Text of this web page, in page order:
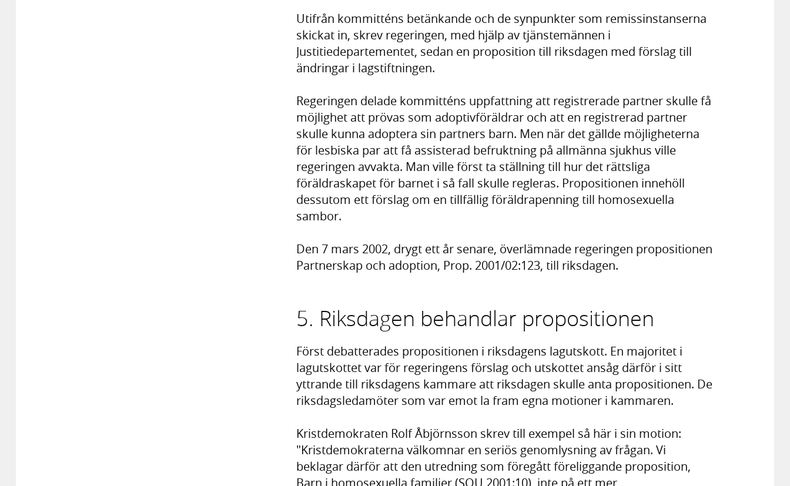
Utifrån kommitténs betänkande och de synpunkter som remissinstanserna
skickat in, skrev regeringen, med hjälp av tjänstemännen i
Justitiedepartementet, sedan en proposition till riksdagen med förslag till
ändringar i lagstiftningen.
Regeringen delade kommitténs uppfattning att registrerade partner skulle få
möjlighet att prövas som adoptivföräldrar och att en registrerad partner
skulle kunna adoptera sin partners barn. Men när det gällde möjligheterna
för lesbiska par att få assisterad befruktning på allmänna sjukhus ville
regeringen avvakta. Man ville först ta ställning till hur det rättsliga
föräldraskapet för barnet i så fall skulle regleras. Propositionen innehöll
dessutom ett förslag om en tillfällig föräldrapenning till homosexuella
sambor.
Den 7 mars 2002, drygt ett år senare, överlämnade regeringen propositionen
Partnerskap och adoption, Prop. 2001/02:123, till riksdagen.
5. Riksdagen behandlar propositionen
Först debatterades propositionen i riksdagens lagutskott. En majoritet i
lagutskottet var för regeringens förslag och utskottet ansåg därför i sitt
yttrande till riksdagens kammare att riksdagen skulle anta propositionen. De
riksdagsledamöter som var emot la fram egna motioner i kammaren.
Kristdemokraten Rolf Åbjörnsson skrev till exempel så här i sin motion:
"Kristdemokraterna välkomnar en seriös genomlysning av frågan. Vi
beklagar därför att den utredning som föregått föreliggande proposition,